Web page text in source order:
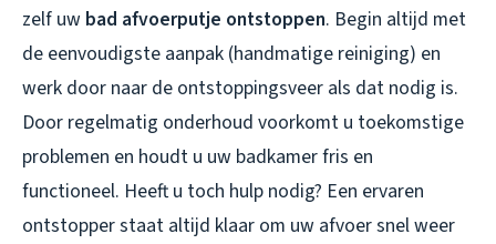
zelf uw bad afvoerputje ontstoppen. Begin altijd met
de eenvoudigste aanpak (handmatige reiniging) en
werk door naar de ontstoppingsveer als dat nodig is.
Door regelmatig onderhoud voorkomt u toekomstige
problemen en houdt u uw badkamer fris en
functioneel. Heeft u toch hulp nodig? Een ervaren
ontstopper staat altijd klaar om uw afvoer snel weer